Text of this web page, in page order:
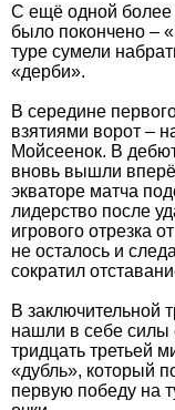
С ещё одной более
было покончено –
туре сумели
«дерби».
В середине
взятиями ворот –
Мойсеенок. В
вновь вышли
экваторе матча
лидерство после
игрового отрезка
не осталось и
сократил
В заключительной
нашли в себе силы
тридцать третьей
«дубль», который
первую победу на